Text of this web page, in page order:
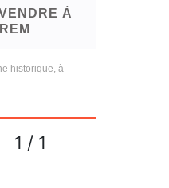
À
historique, à
1 / 1